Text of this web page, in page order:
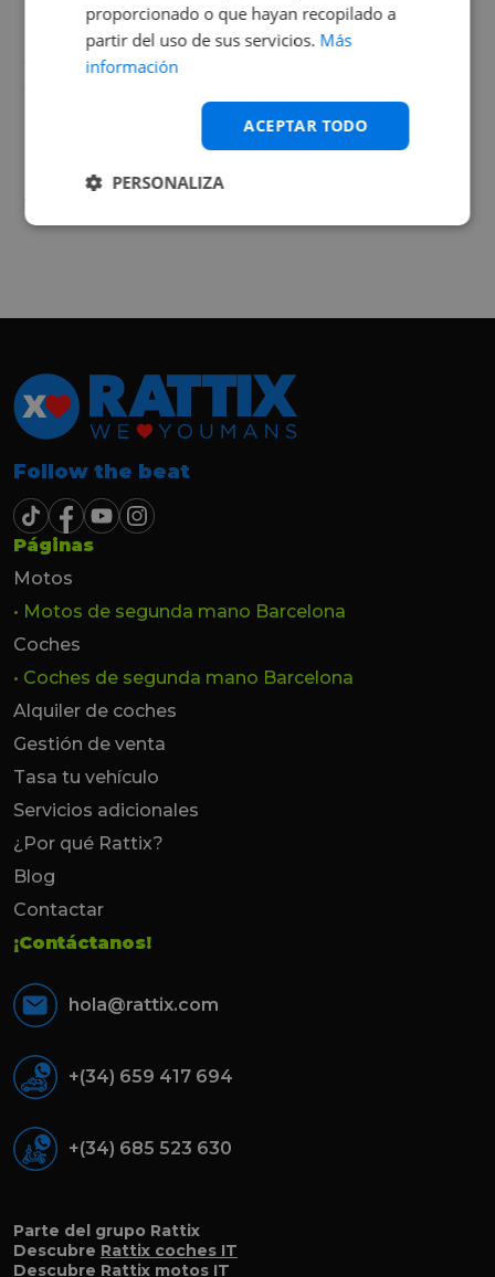
Cuando decidí vender mi coche busqué
me dio más confianza fue Rattix, por las
buenas (y tantas) reseñas que tienen.
buena, Carolina ha sido siempre muy atenta
y profesional. Finalmente mi hermana se
queda el coche, pero no puedo más que
Judit Sorribes
Follow the beat
Páginas
Motos
• Motos de segunda mano Barcelona
Coches
• Coches de segunda mano Barcelona
Alquiler de coches
Gestión de venta
Tasa tu vehículo
Servicios adicionales
¿Por qué Rattix?
Blog
Contactar
¡Contáctanos!
hola@rattix.com
+(34) 659 417 694
+(34) 685 523 630
Parte del grupo Rattix
Descubre Rattix coches IT
Descubre Rattix motos IT
proporcionado o que hayan recopilado a
partir del uso de sus servicios. Más
información
ACEPTAR TODO
PERSONALIZA